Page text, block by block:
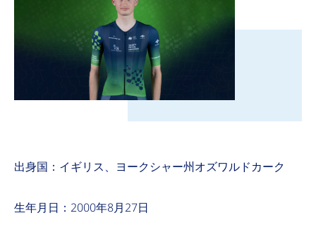
出身国：イギリス、ヨークシャー州オズワルドカーク
生年月日：2000年8月27日